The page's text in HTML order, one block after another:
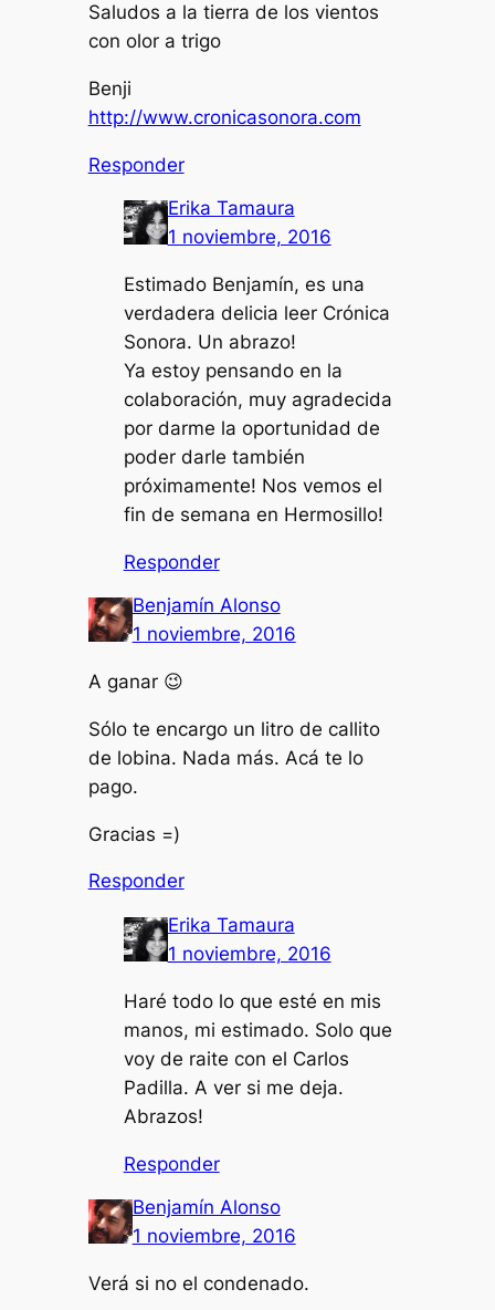
Saludos a la tierra de los vientos
con olor a trigo
Benji
http://www.cronicasonora.com
Responder
Erika Tamaura
1 noviembre, 2016
Estimado Benjamín, es una
verdadera delicia leer Crónica
Sonora. Un abrazo!
Ya estoy pensando en la
colaboración, muy agradecida
por darme la oportunidad de
poder darle también
próximamente! Nos vemos el
fin de semana en Hermosillo!
Responder
Benjamín Alonso
1 noviembre, 2016
A ganar 😉
Sólo te encargo un litro de callito
de lobina. Nada más. Acá te lo
pago.
Gracias =)
Responder
Erika Tamaura
1 noviembre, 2016
Haré todo lo que esté en mis
manos, mi estimado. Solo que
voy de raite con el Carlos
Padilla. A ver si me deja.
Abrazos!
Responder
Benjamín Alonso
1 noviembre, 2016
Verá si no el condenado.